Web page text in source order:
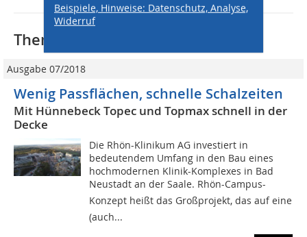
Beispiele, Hinweise: Datenschutz, Analyse,
Widerruf
Thematisch passende Artikel:
Ausgabe 07/2018
Wenig Passflächen, schnelle Schalzeiten
Mit Hünnebeck Topec und Topmax schnell in der
Decke
Die Rhön-Klinikum AG investiert in
bedeutendem Umfang in den Bau eines
hochmodernen Klinik-Komplexes in Bad
Neustadt an der Saale. Rhön-Campus-
Konzept heißt das Großprojekt, das auf eine
(auch...